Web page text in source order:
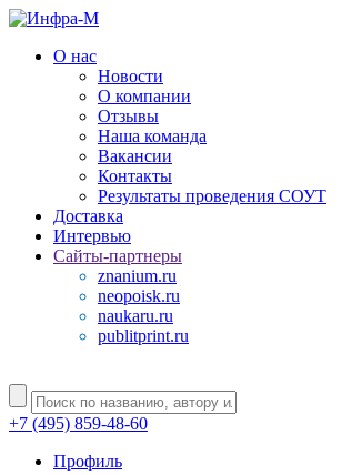
О нас
Новости
О компании
Отзывы
Наша команда
Вакансии
Контакты
Результаты проведения СОУТ
Доставка
Интервью
Сайты-партнеры
znanium.ru
neopoisk.ru
naukaru.ru
publitprint.ru
+7 (495) 859-48-60
Профиль